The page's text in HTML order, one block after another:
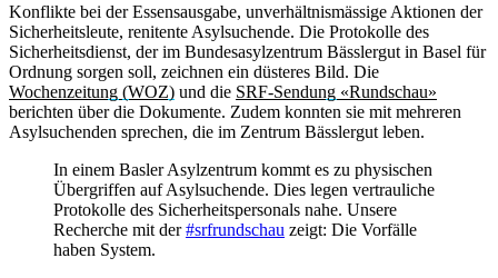
Konflikte bei der Essensausgabe, unverhältnismässige Aktionen der
Sicherheitsleute, renitente Asylsuchende. Die Protokolle des
Sicherheitsdienst, der im Bundesasylzentrum Bässlergut in Basel für
Ordnung sorgen soll, zeichnen ein düsteres Bild. Die
Wochenzeitung (WOZ) und die SRF-Sendung «Rundschau»
berichten über die Dokumente. Zudem konnten sie mit mehreren
Asylsuchenden sprechen, die im Zentrum Bässlergut leben.
In einem Basler Asylzentrum kommt es zu physischen
Übergriffen auf Asylsuchende. Dies legen vertrauliche
Protokolle des Sicherheitspersonals nahe. Unsere
Recherche mit der#srfrundschau zeigt: Die Vorfälle
haben System.